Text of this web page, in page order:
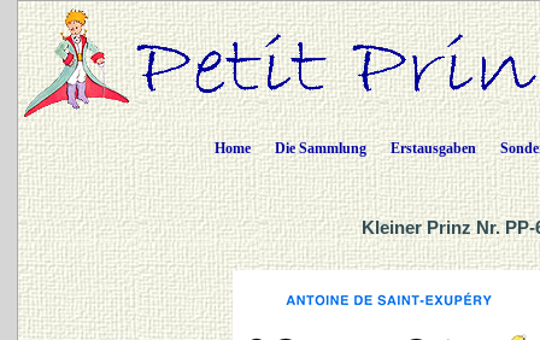
Home Die Sammlung Erstausgaben
Kleiner Prinz Nr.